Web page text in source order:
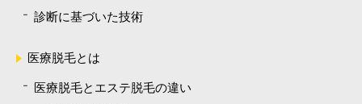
診断に基づいた技術
医療脱毛とは
医療脱毛とエステ脱毛の違い